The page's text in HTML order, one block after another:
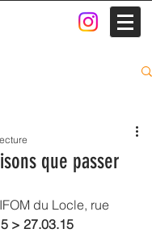
que passer
du Locle, rue
> 27.03.15